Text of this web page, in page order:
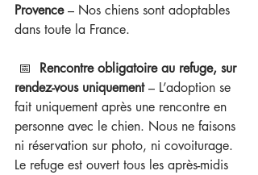
Provence – Nos chiens sont adoptables
dans toute la France.
📅 Rencontre obligatoire au refuge, sur
rendez-vous uniquement – L’adoption se
fait uniquement après une rencontre en
personne avec le chien. Nous ne faisons
ni réservation sur photo, ni covoiturage.
Le refuge est ouvert tous les après-midis